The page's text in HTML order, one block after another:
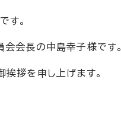
す。
会会長の中島幸子様です。
挨拶を申し上げます。